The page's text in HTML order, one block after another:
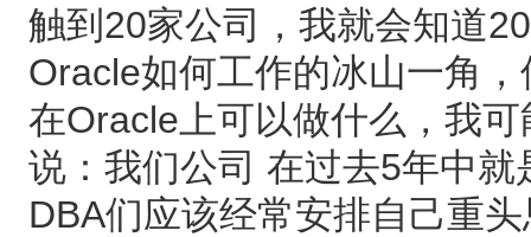
触到20家公司，我就会知道
Oracle如何工作的冰山一角
在Oracle上可以做什么，我
说：我们公司 在过去5年中
DBA们应该经常安排自己重